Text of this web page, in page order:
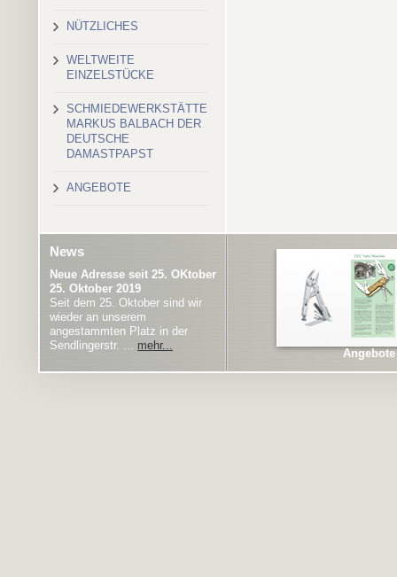
NÜTZLICHES
WELTWEITE
EINZELSTÜCKE
SCHMIEDEWERKSTÄTTE
MARKUS BALBACH DER
DEUTSCHE
DAMASTPAPST
ANGEBOTE
News
Neue Adresse seit 25. OKtober
25. Oktober 2019
Seit dem 25. Oktober sind wir
wieder an unserem
angestammten Platz in der
Sendlingerstr. ... mehr...
Angebote